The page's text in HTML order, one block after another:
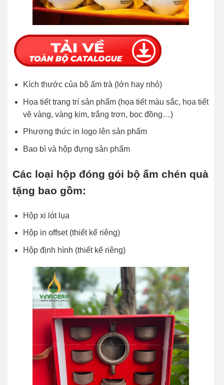
Kích thước của bộ ấm trà (lớn hay nhỏ)
Họa tiết trang trí sản phẩm (họa tiết màu sắc, họa tiết
vẽ vàng, vàng kim, trắng trơn, bọc đồng…)
Phương thức in logo lên sản phẩm
Bao bì và hộp đựng sản phẩm
Các loại hộp đóng gói bộ ấm chén quà
tặng bao gồm:
Hộp xi lót lụa
Hộp in offset (thiết kế riêng)
Hộp định hình (thiết kế riêng)